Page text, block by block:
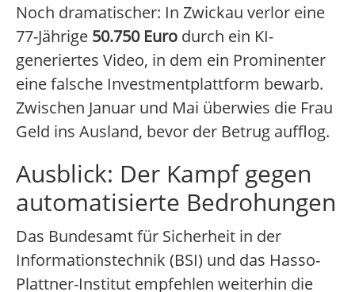
Noch dramatischer: In Zwickau verlor eine
77-Jährige 50.750 Euro durch ein KI-
generiertes Video, in dem ein Prominenter
eine falsche Investmentplattform bewarb.
Zwischen Januar und Mai überwies die Frau
Geld ins Ausland, bevor der Betrug aufflog.
Ausblick: Der Kampf gegen
automatisierte Bedrohungen
Das Bundesamt für Sicherheit in der
Informationstechnik (BSI) und das Hasso-
Plattner-Institut empfehlen weiterhin die